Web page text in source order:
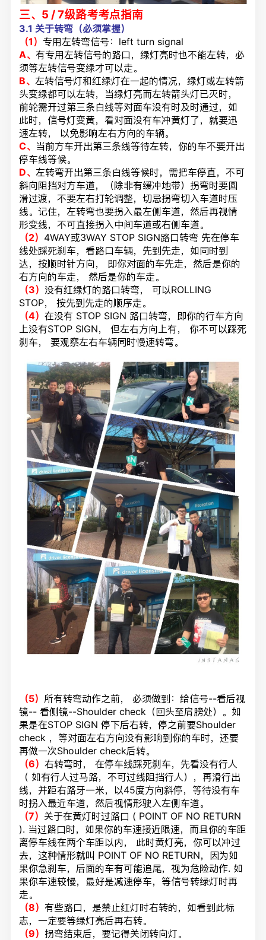
三、5 / 7级路考考点指南
3.1 关于转弯（必须掌握）
（1）专用左转弯信号：left turn signal
A、有专用左转信号的路口，绿灯亮时也不能左转，必
须等左转信号变绿才可以走。
B、左转信号灯和红绿灯在一起的情况，绿灯或左转箭
头变绿都可以左转，当绿灯亮而左转箭头灯已灭时，
前轮需开过第三条白线等对面车没有时及时通过，如
此时，信号灯变黄，看对面没有车冲黄灯了，就要迅
速左转， 以免影响左右方向的车辆。
C、 当前方车开出第三条线等待左转，你的车不要开出
停车线等候。
D、左转弯开出第三条白线等候时，需把车停直，不可
斜向阻挡对方车道，（除非有缓冲地带）拐弯时要圆
滑过渡，不要左右打轮调整，切忌拐弯切入车道时压
线。记住，左转弯也要拐入最左侧车道，然后再视情
形变线，不可直接拐入中间车道或右侧车道。
（2） 4WAY或3WAY STOP SIGN路口转弯 先在停车
线处踩死刹车，看路口车辆，先到先走，如同时到
达，按顺时针方向， 即你对面的车先走，然后是你的
右方向的车走， 然后是你的车走。
（3） 没有红绿灯的路口转弯， 可以ROLLING
STOP， 按先到先走的顺序走。
（4）在没有 STOP SIGN 路口转弯，即你的行车方向
上没有STOP SIGN， 但左右方向上有， 你不可以踩死
刹车， 要观察左右车辆同时慢速转弯。
（5） 所有转弯动作之前， 必须做到：给信号--看后视
镜-- 看侧镜--Shoulder check（回头至肩膀处）。如
果是在STOP SIGN 停下后右转，停之前要Shoulder
check ，等对面左右方向没有影响到你的车时，还要
再做一次Shoulder check后转。
（6）右转弯时， 在停车线踩死刹车，先看没有行人
（ 如有行人过马路，不可过线阻挡行人），再滑行出
线，并距右路牙一米，以45度方向斜停，等待没有车
时拐入最近车道，然后视情形驶入左侧车道。
（7） 关于在黄灯时过路口 ( POINT OF NO RETURN
). 当过路口时，如果你的车速接近限速，而且你的车距
离停车线在两个车距以内， 此时黄灯亮，你可以冲过
去，这种情形就叫 POINT OF NO RETURN，因为如
果你急刹车，后面的车有可能追尾，视为危险动作. 如
果你车速较慢，最好是减速停车，等信号转绿灯时再
走。
（8）有些路口，是禁止红灯时右转的，如看到此标
志，一定要等绿灯亮后再右转。
（9）拐弯结束后，要记得关闭转向灯。